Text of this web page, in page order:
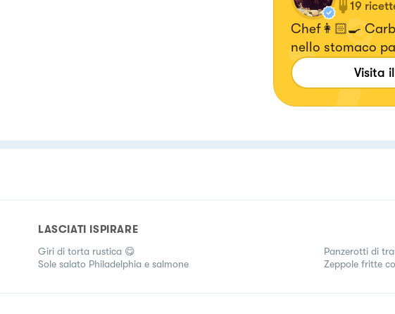
19
Chef👩🏻‍🍳
nello stomaco
Visita
LASCIATI ISPIRARE
Giri di torta rustica 😋
Sole salato Philadelphia e salmone
Panzerotti di
Zeppole fritte